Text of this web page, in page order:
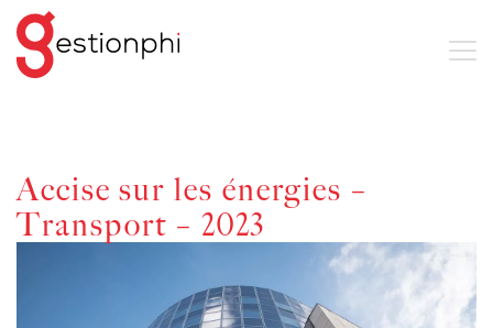
Accise sur les énergies –
Transport – 2023